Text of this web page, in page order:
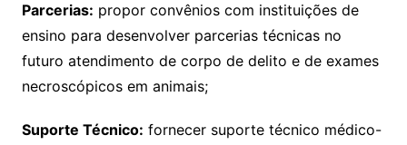
Parcerias: propor convênios com instituições de
ensino para desenvolver parcerias técnicas no
futuro atendimento de corpo de delito e de exames
necroscópicos em animais;
Suporte Técnico: fornecer suporte técnico médico-